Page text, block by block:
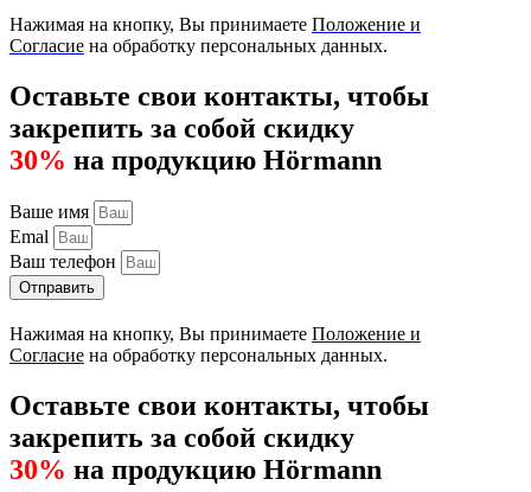
Нажимая на кнопку, Вы принимаете Положение и
Согласие на обработку персональных данных.
Оставьте свои контакты, чтобы
закрепить за собой скидку
30% на продукцию Hörmann
Ваше имя
Emal
Ваш телефон
Отправить
Нажимая на кнопку, Вы принимаете Положение и
Согласие на обработку персональных данных.
Оставьте свои контакты, чтобы
закрепить за собой скидку
30% на продукцию Hörmann